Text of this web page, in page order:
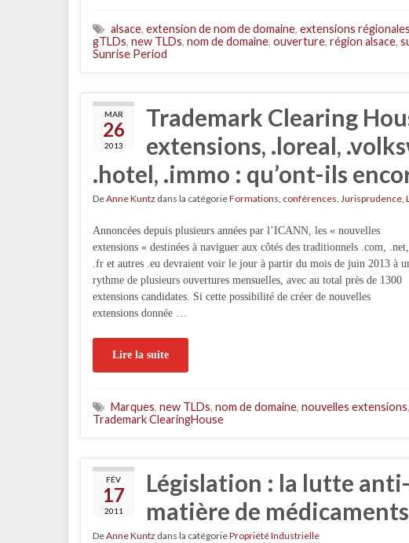
alsace, extension de nom de domaine, extensions régionales
gTLDs, new TLDs, nom de domaine, ouverture, région alsace,
Sunrise Period
MAR
26
2013
Trademark Clearing
extensions, .loreal,
.hotel, .immo : qu’ont-ils
DeAnne Kuntz dans la catégorieFormations, conférences, Jurisprudence,
Annoncées depuis plusieurs années par l’ICANN, les « nouvelles
extensions « destinées à naviguer aux côtés des traditionnels .com, .net,
.fr et autres .eu devraient voir le jour à partir du mois de juin 2013 à
rythme de plusieurs ouvertures mensuelles, avec au total près de 1300
extensions candidates. Si cette possibilité de créer de nouvelles
extensions donnée …
Lire la suite
Marques, new TLDs, nom de domaine, nouvelles extensions,
Trademark ClearingHouse
FÉV
17
2011
Législation : la lutte
matière de
DeAnne Kuntz dans la catégoriePropriété Industrielle